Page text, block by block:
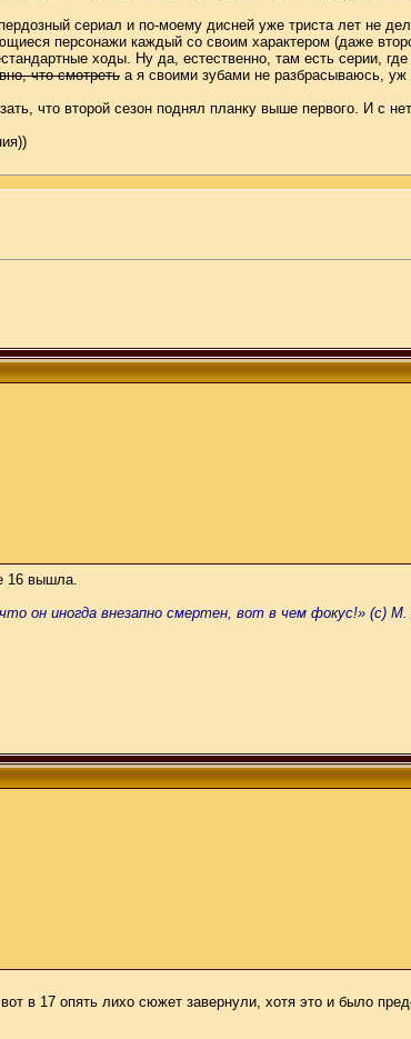
сериал и по-моему дисней уже триста лет не
персонажи каждый со своим характером (даже
ходы. Ну да, естественно, там есть серии,
что смотреть а я своими зубами не разбрасываюсь, уж
что второй сезон поднял планку выше первого. И с
16 вышла.
он иногда внезапно смертен, вот в чем фокус!» (с) М.
в 17 опять лихо сюжет завернули, хотя это и было